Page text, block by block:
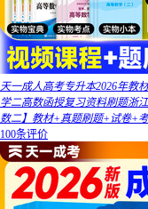
天一成人高考专升本2026年教
学二高数函授复习资料刷题浙
数二】教材+真题刷题+试卷+
100条评价